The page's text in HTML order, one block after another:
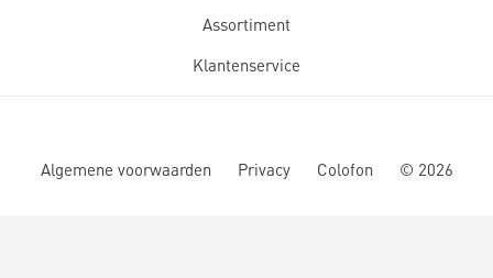
Assortiment
Klantenservice
Algemene voorwaarden Privacy Colofon © 2026